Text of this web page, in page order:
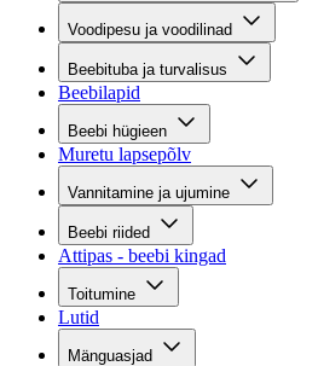
Voodipesu ja voodilinad
Beebituba ja turvalisus
Beebilapid
Beebi hügieen
Muretu lapsepõlv
Vannitamine ja ujumine
Beebi riided
Attipas - beebi kingad
Toitumine
Lutid
Mänguasjad